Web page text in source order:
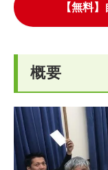
【無料
概要